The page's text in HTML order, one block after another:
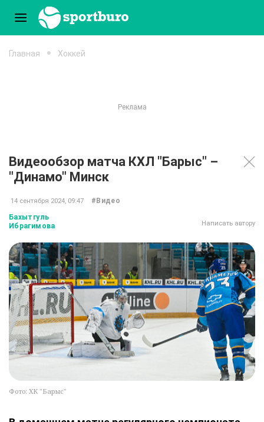
Главная Хоккей
Видеообзор матча КХЛ "Барыс" –
"Динамо" Минск
14 сентября 2024, 09:47
#Видео
Бахытгуль
Ибрагимова
Написать автору
Фото: ХК "Барыс"